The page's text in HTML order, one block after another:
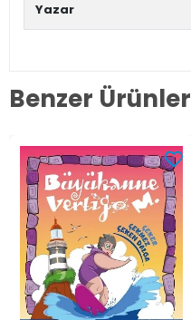
Yazar
Benzer Ürünler